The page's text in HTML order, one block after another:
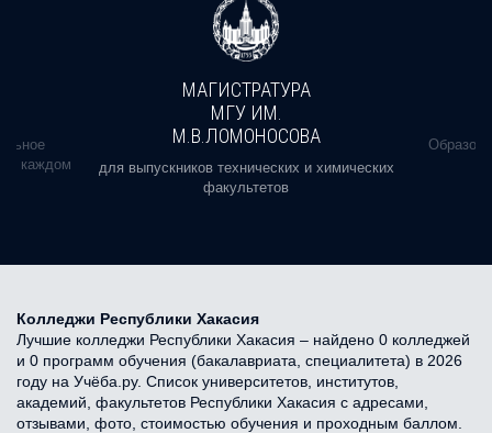
в каждом
МАГИСТРАТУРА
МГУ ИМ.
М.В.ЛОМОНОСОВА
для выпускников технических и химических
факультетов
Колледжи Республики Хакасия
Лучшие колледжи Республики Хакасия – найдено 0 колледжей
и 0 программ обучения (бакалавриата, специалитета) в 2026
году на Учёба.ру. Список университетов, институтов,
академий, факультетов Республики Хакасия с адресами,
отзывами, фото, стоимостью обучения и проходным баллом.